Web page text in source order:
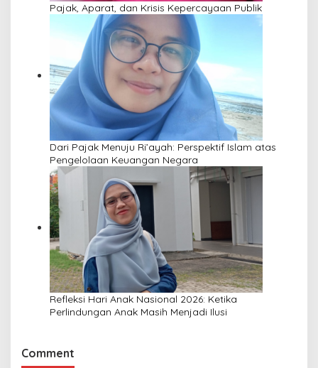
Pajak, Aparat, dan Krisis Kepercayaan Publik
Dari Pajak Menuju Ri’ayah: Perspektif Islam atas
Pengelolaan Keuangan Negara
Refleksi Hari Anak Nasional 2026: Ketika
Perlindungan Anak Masih Menjadi Ilusi
Comment